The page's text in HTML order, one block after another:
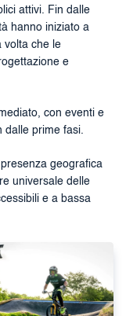
attivi. Fin dalle
hanno iniziato a
volta che le
e
con eventi e
dalle prime fasi.
geografica
universale delle
e a bassa